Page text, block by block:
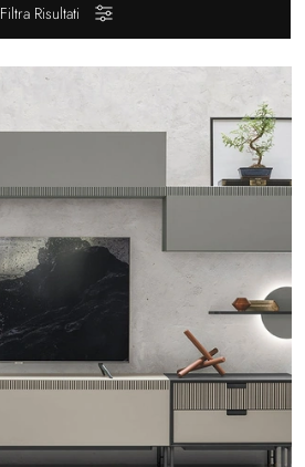
Filtra Risultati